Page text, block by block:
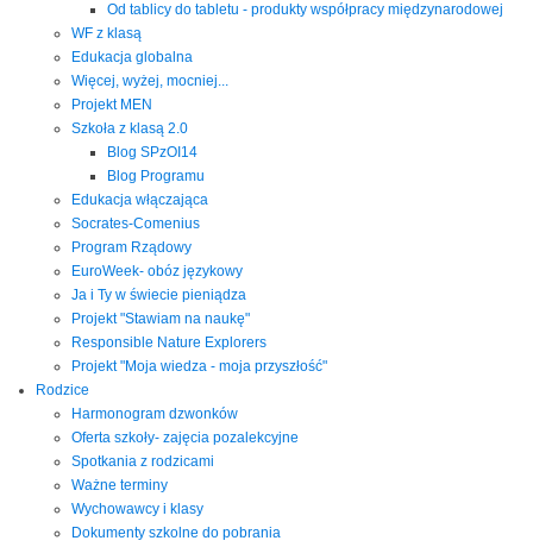
Od tablicy do tabletu - produkty współpracy międzynarodowej
WF z klasą
Edukacja globalna
Więcej, wyżej, mocniej...
Projekt MEN
Szkoła z klasą 2.0
Blog SPzOI14
Blog Programu
Edukacja włączająca
Socrates-Comenius
Program Rządowy
EuroWeek- obóz językowy
Ja i Ty w świecie pieniądza
Projekt "Stawiam na naukę"
Responsible Nature Explorers
Projekt "Moja wiedza - moja przyszłość"
Rodzice
Harmonogram dzwonków
Oferta szkoły- zajęcia pozalekcyjne
Spotkania z rodzicami
Ważne terminy
Wychowawcy i klasy
Dokumenty szkolne do pobrania